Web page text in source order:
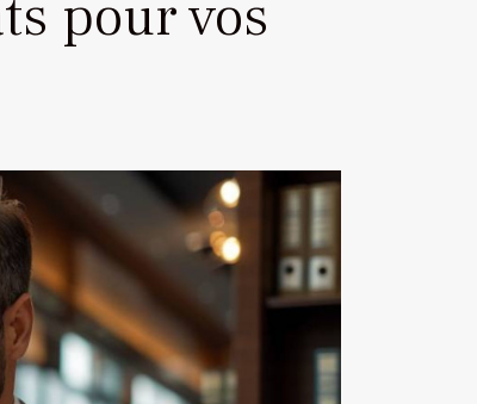
pour vos